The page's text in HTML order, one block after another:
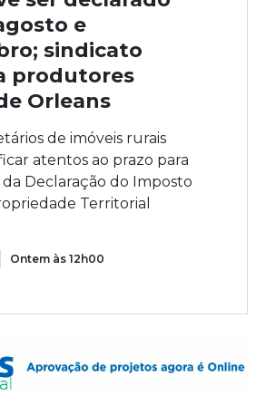
e
sindicato
produtores
Orleans
de imóveis rurais
atentos ao prazo para
Declaração do Imposto
Territorial
Ontem às 12h00